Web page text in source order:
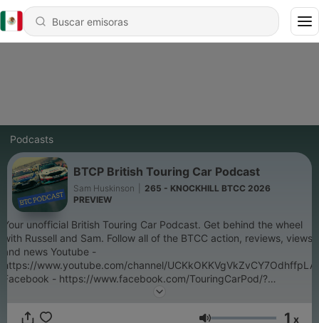
Podcasts
BTCP British Touring Car Podcast
Sam Huskinson
265 - KNOCKHILL BTCC 2026
PREVIEW
Your unofficial British Touring Car Podcast. Get behind the wheel
with Russell and Sam. Follow all of the BTCC action, reviews, views
and news Youtube -
https://www.youtube.com/channel/UCKkOKKVgVkZvCY7OdhffpLA
Facebook - https://www.facebook.com/TouringCarPod/?
view_public_for=840744879602017 Instagram -
https://twitter.com/TouringCarPod
1 x